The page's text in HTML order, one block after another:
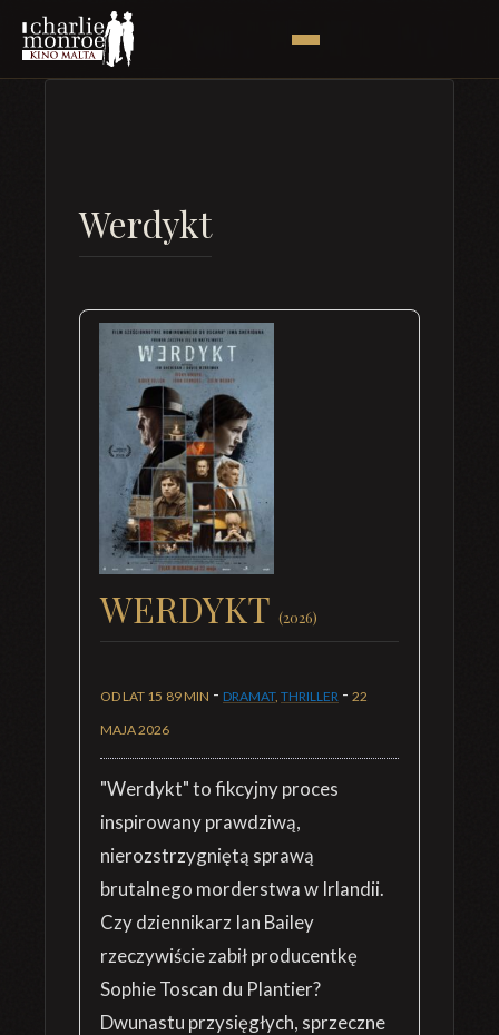
Werdykt
WERDYKT (2026)
OD LAT 15 89 MIN - DRAMAT, THRILLER - 22
MAJA 2026
"Werdykt" to fikcyjny proces
inspirowany prawdziwą,
nierozstrzygniętą sprawą
brutalnego morderstwa w Irlandii.
Czy dziennikarz Ian Bailey
rzeczywiście zabił producentkę
Sophie Toscan du Plantier?
Dwunastu przysięgłych, sprzeczne